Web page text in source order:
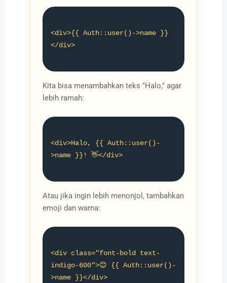
<div>{{ Auth::user()->name }}
</div>
Kita bisa menambahkan teks "Halo," agar
lebih ramah:
<div>Halo, {{ Auth::user()-
>name }}! 👋</div>
Atau jika ingin lebih menonjol, tambahkan
emoji dan warna:
<div class="font-bold text-
indigo-600">😊 {{ Auth::user()-
>name }}</div>